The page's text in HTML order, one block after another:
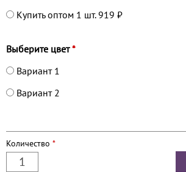
Купить оптом 1 шт. 919 ₽
Выберите цвет*
Вариант 1
Вариант 2
Количество *